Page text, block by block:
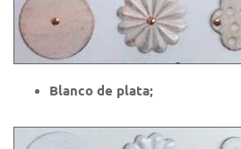
Blanco de plata;